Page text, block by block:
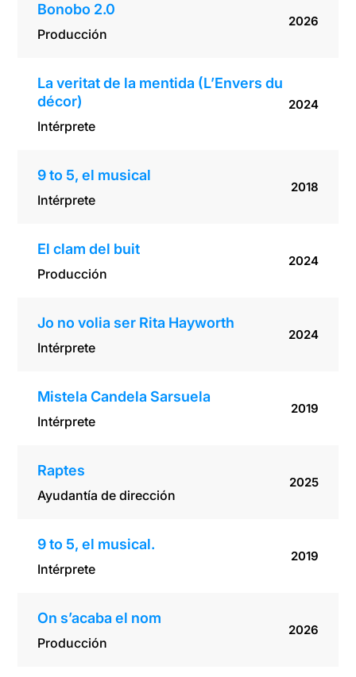
Bonobo 2.0
Producción
2026
La veritat de la mentida (L’Envers du
décor)
Intérprete
2024
9 to 5, el musical
Intérprete
2018
El clam del buit
Producción
2024
Jo no volia ser Rita Hayworth
Intérprete
2024
Mistela Candela Sarsuela
Intérprete
2019
Raptes
Ayudantía de dirección
2025
9 to 5, el musical.
Intérprete
2019
On s’acaba el nom
Producción
2026